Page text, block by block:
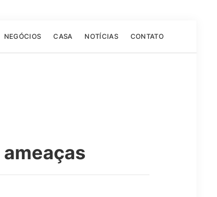
NEGÓCIOS CASA NOTÍCIAS CONTATO